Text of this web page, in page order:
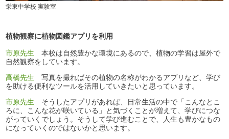
栄東中学校 実験室
植物観察に植物図鑑アプリを利用
市原先生 本校は自然豊かな環境にあるので、植物の学習は屋外で
自然観察をしています。
高橋先生 写真を撮ればその植物の名称がわかるアプリなど、学び
を助ける便利なツールを活用していきたいと思っています。
市原先生 そうしたアプリがあれば、日常生活の中で「こんなとこ
ろに、こんな花が咲いている」と気づくことが増えて、学びにつな
がっていくでしょう。そうして学び進むことで、人生も豊かなもの
になっていくのではないかと思います。